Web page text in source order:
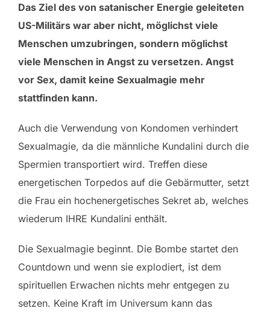
Das Ziel des von satanischer Energie geleiteten
US-Militärs war aber nicht, möglichst viele
Menschen umzubringen, sondern möglichst
viele Menschen in Angst zu versetzen. Angst
vor Sex, damit keine Sexualmagie mehr
stattfinden kann.
Auch die Verwendung von Kondomen verhindert
Sexualmagie, da die männliche Kundalini durch die
Spermien transportiert wird. Treffen diese
energetischen Torpedos auf die Gebärmutter, setzt
die Frau ein hochenergetisches Sekret ab, welches
wiederum IHRE Kundalini enthält.
Die Sexualmagie beginnt. Die Bombe startet den
Countdown und wenn sie explodiert, ist dem
spirituellen Erwachen nichts mehr entgegen zu
setzen. Keine Kraft im Universum kann das